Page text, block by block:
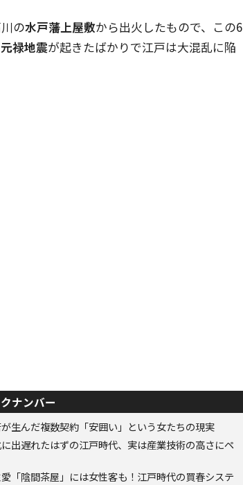
の水戸藩上屋敷から出火したもので、この6
禄地震が起きたばかりで江戸は大混乱に陥
ナンバー
生んだ複数契約「安囲い」という女たちの現実
出遅れたはずの江戸時代、実は産業技術の高さにペ
「陰間茶屋」には女性客も！江戸時代の買春システ